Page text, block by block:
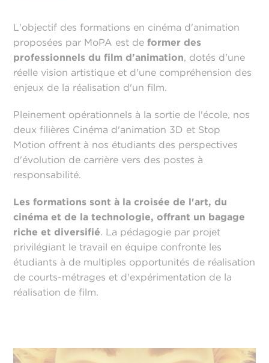
L'objectif des formations en cinéma d'animation
proposées par MoPA est deformer des
professionnels du film d'animation, dotés d'une
réelle vision artistique et d'une compréhension des
enjeux de la réalisation d'un film.
Pleinement opérationnels à la sortie de l'école, nos
deux filières Cinéma d'animation 3D et Stop
Motion offrent à nos étudiants des perspectives
d'évolution de carrière vers des postes à
responsabilité.
Les formations sont à la croisée de l'art, du
cinéma et de la technologie, offrant un bagage
riche et diversifié. La pédagogie par projet
privilégiant le travail en équipe confronte les
étudiants à de multiples opportunités de réalisation
de courts-métrages et d'expérimentation de la
réalisation de film.